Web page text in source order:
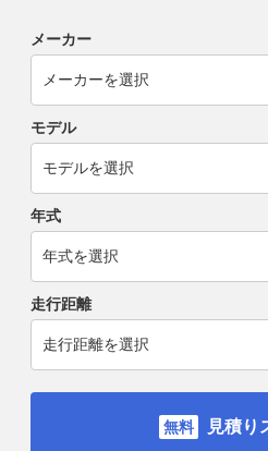
メーカー
モデル
年式
走行距離
見積り